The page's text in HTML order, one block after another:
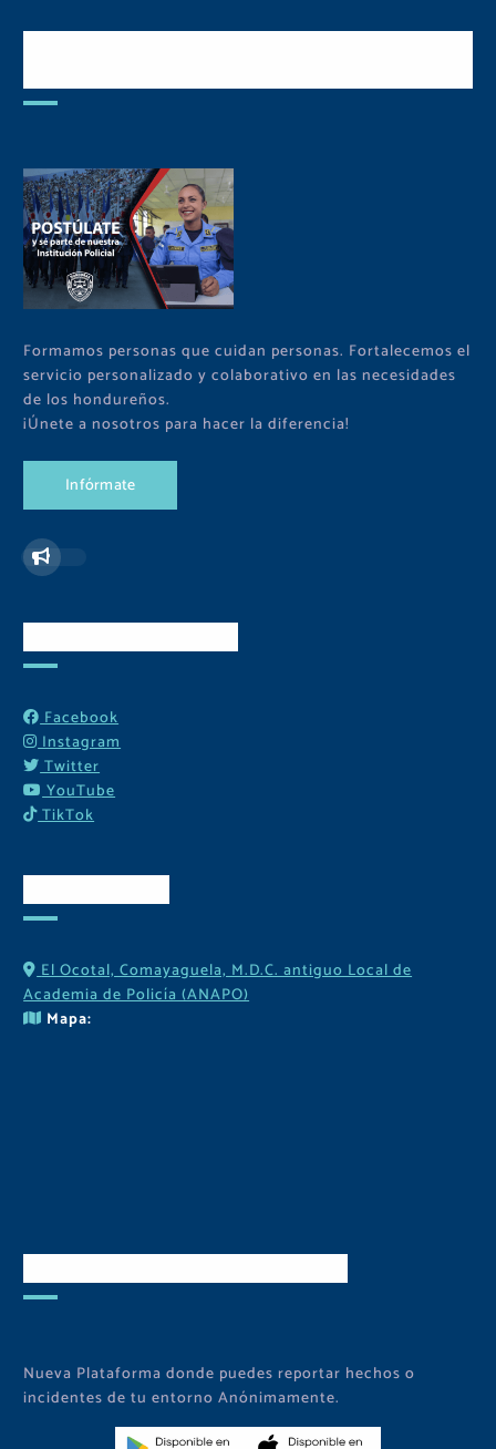
Formamos personas que cuidan personas. Fortalecemos el
servicio personalizado y colaborativo en las necesidades
de los hondureños.
¡Únete a nosotros para hacer la diferencia!
Infórmate
Facebook
Instagram
Twitter
YouTube
TikTok
El Ocotal, Comayaguela, M.D.C. antiguo Local de
Academia de Policía (ANAPO)
Mapa:
Nueva Plataforma donde puedes reportar hechos o
incidentes de tu entorno Anónimamente.